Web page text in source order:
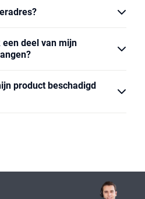
deel van mijn
product beschadigd